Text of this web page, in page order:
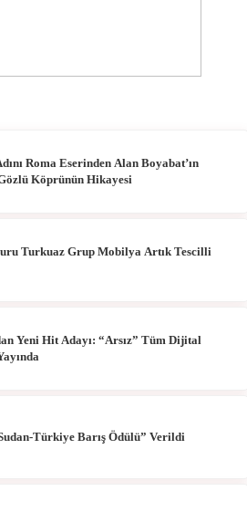
Roma Eserinden Alan Boyabat’ın
Köprünün Hikayesi
Turkuaz Grup Mobilya Artık Tescilli
Yeni Hit Adayı: “Arsız” Tüm Dijital
Türkiye Barış Ödülü” Verildi